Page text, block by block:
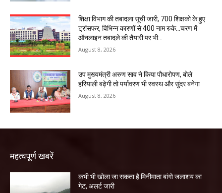
शिक्षा विभाग की तबादला सूची जारी, 700 शिक्षको के हुए
ट्रांसफर, विभिन्न कारणों से 400 नाम रुके…चरण में
ऑनलाइन तबादले की तैयारी पर भी...
August 8, 2026
उप मुख्यमंत्री अरुण साव ने किया पौधारोपण, बोले
हरियाली बढ़ेगी तो पर्यावरण भी स्वस्थ और सुंदर बनेगा
August 8, 2026
महत्वपूर्ण खबरें
कभी भी खोला जा सकता है मिनीमाता बांगो जलाशय का
गेट, अलर्ट जारी